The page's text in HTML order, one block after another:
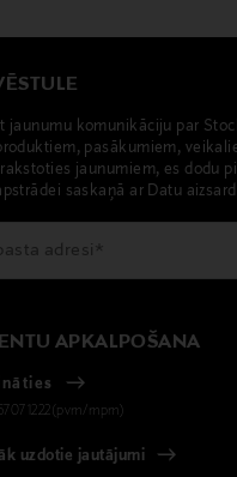
jaunumu komunikāciju par
pasākumiem,
jaunumiem, es dodu
saskaņā ar Datu
APKALPOŠANA
mpm)
uzdotie jautājumi